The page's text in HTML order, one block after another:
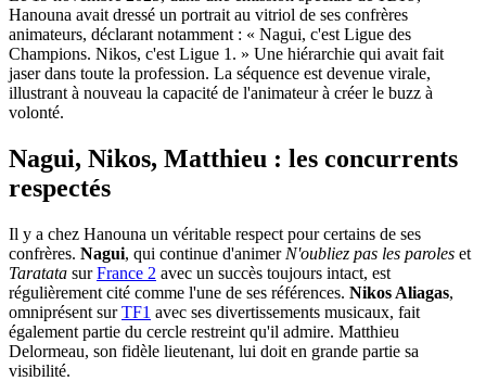
Hanouna avait dressé un portrait au vitriol de ses confrères
animateurs, déclarant notamment : « Nagui, c'est Ligue des
Champions. Nikos, c'est Ligue 1. » Une hiérarchie qui avait fait
jaser dans toute la profession. La séquence est devenue virale,
illustrant à nouveau la capacité de l'animateur à créer le buzz à
volonté.
Nagui, Nikos, Matthieu : les concurrents
respectés
Il y a chez Hanouna un véritable respect pour certains de ses
confrères. Nagui, qui continue d'animer N'oubliez pas les paroles et
Taratata surFrance 2 avec un succès toujours intact, est
régulièrement cité comme l'une de ses références. Nikos Aliagas,
omniprésent surTF1 avec ses divertissements musicaux, fait
également partie du cercle restreint qu'il admire. Matthieu
Delormeau, son fidèle lieutenant, lui doit en grande partie sa
visibilité.